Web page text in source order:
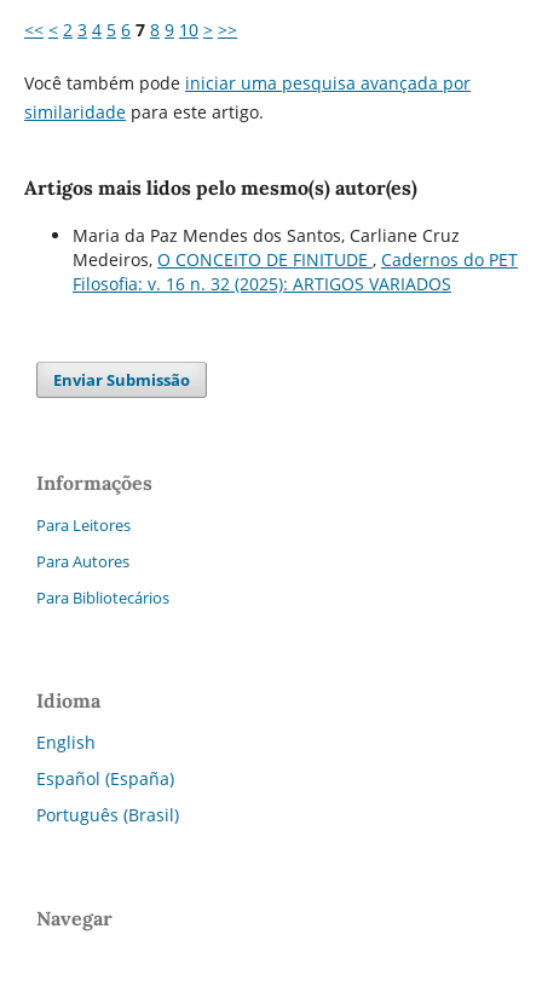
<< < 2 3 4 5 6 7 8 9 10 > >>
Você também pode iniciar uma pesquisa avançada por
similaridadepara este artigo.
Artigos mais lidos pelo mesmo(s) autor(es)
Maria da Paz Mendes dos Santos, Carliane Cruz
Medeiros, O CONCEITO DE FINITUDE , Cadernos do PET
Filosofia: v. 16 n. 32 (2025): ARTIGOS VARIADOS
Enviar Submissão
Informações
Para Leitores
Para Autores
Para Bibliotecários
Idioma
English
Español (España)
Português (Brasil)
Navegar